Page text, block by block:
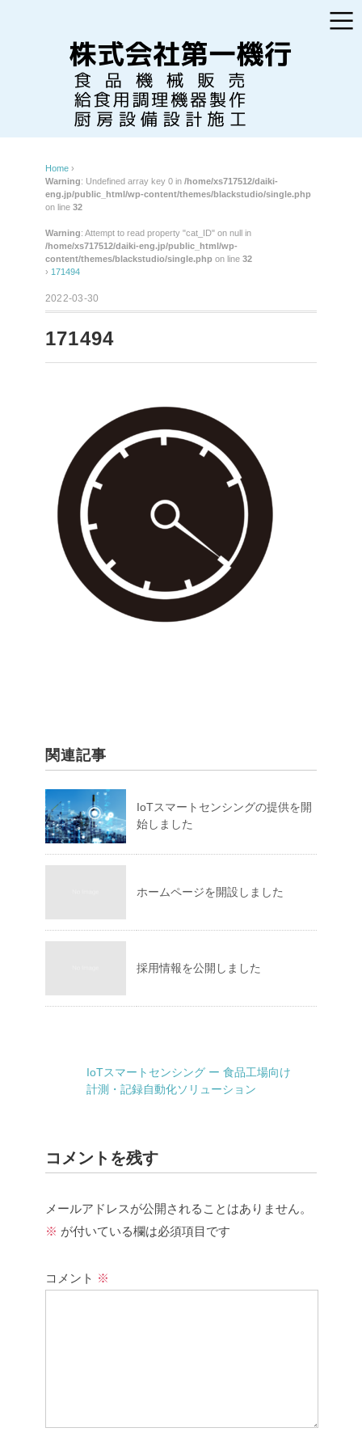
Home ›
Warning: Undefined array key 0 in /home/xs717512/daiki-
eng.jp/public_html/wp-content/themes/blackstudio/single.php
on line 32
Warning: Attempt to read property "cat_ID" on null in
/home/xs717512/daiki-eng.jp/public_html/wp-
content/themes/blackstudio/single.php on line 32
› 171494
2022-03-30
171494
関連記事
IoTスマートセンシングの提供を開
始しました
ホームページを開設しました
採用情報を公開しました
IoTスマートセンシング ー 食品工場向け
計測・記録自動化ソリューション
コメントを残す
メールアドレスが公開されることはありません。
※ が付いている欄は必須項目です
コメント ※